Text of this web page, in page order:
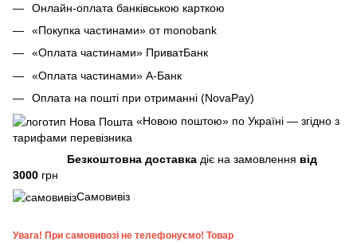
Онлайн-оплата банківською карткою
«Покупка частинами» от monobank
«Оплата частинами» ПриватБанк
«Оплата частинами» А-Банк
Оплата на пошті при отриманні (NovaPay)
«Новою поштою» по Україні — згідно з
тарифами перевізника
Безкоштовна доставка діє на замовлення від
3000 грн
Самовивіз
Увага! При самовивозі не телефонуємо! Товар